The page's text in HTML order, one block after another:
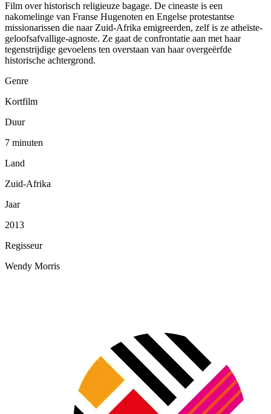
Film over historisch religieuze bagage. De cineaste is een
nakomelinge van Franse Hugenoten en Engelse protestantse
missionarissen die naar Zuid-Afrika emigreerden, zelf is ze atheïste-
geloofsafvallige-agnoste. Ze gaat de confrontatie aan met haar
tegenstrijdige gevoelens ten overstaan van haar overgeërfde
historische achtergrond.
Genre
Kortfilm
Duur
7 minuten
Land
Zuid-Afrika
Jaar
2013
Regisseur
Wendy Morris